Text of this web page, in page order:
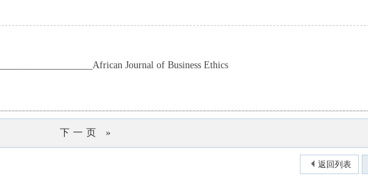
Journal of Business Ethics
下一页 »
返回列表